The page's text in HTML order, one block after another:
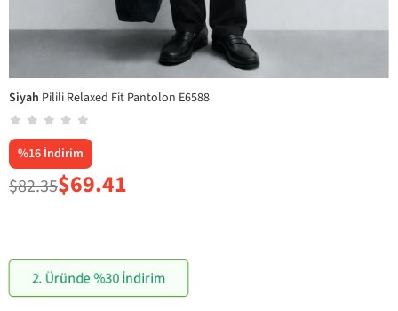
Siyah Pilili Relaxed Fit Pantolon E6588
%16 İndirim
$82.35$69.41
2. Üründe %30 İndirim